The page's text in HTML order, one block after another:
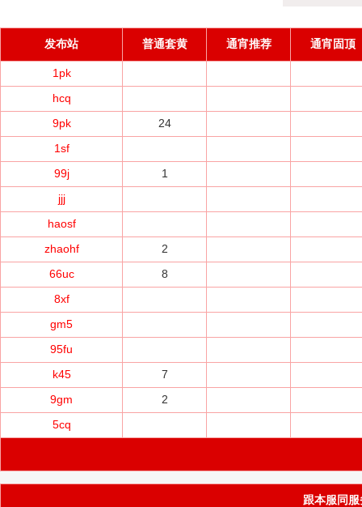
发布站 普通套黄 通宵推荐 通宵固顶
1pk
hcq
9pk
24
1sf
99j
1
jjj
haosf
zhaohf
2
66uc
8
8xf
gm5
95fu
k45
7
9gm
2
5cq
跟本服同服